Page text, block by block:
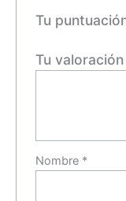
Tu
Tu valoración
Nombre *